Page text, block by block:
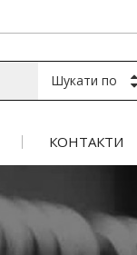
Шукати по
КОНТАКТИ